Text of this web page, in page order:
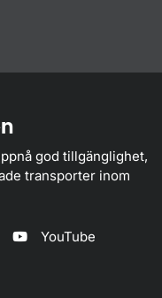
god tillgänglighet,
transporter inom
YouTube